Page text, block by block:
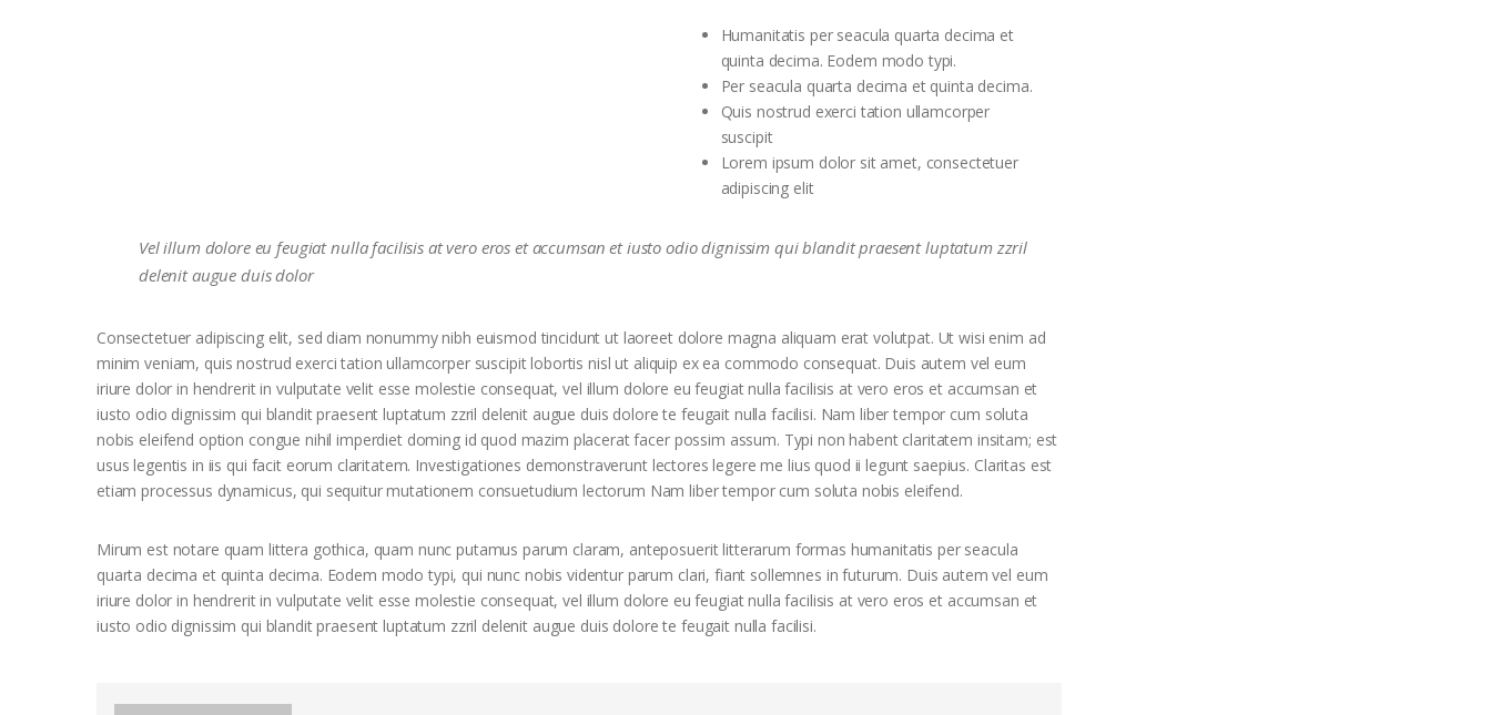
Humanitatis per seacula quarta decima et
quinta decima. Eodem modo typi.
Per seacula quarta decima et quinta decima.
Quis nostrud exerci tation ullamcorper
suscipit
Lorem ipsum dolor sit amet, consectetuer
adipiscing elit
Vel illum dolore eu feugiat nulla facilisis at vero eros et accumsan et iusto odio dignissim qui blandit praesent luptatum zzril
delenit augue duis dolor
Consectetuer adipiscing elit, sed diam nonummy nibh euismod tincidunt ut laoreet dolore magna aliquam erat volutpat. Ut wisi enim ad
minim veniam, quis nostrud exerci tation ullamcorper suscipit lobortis nisl ut aliquip ex ea commodo consequat. Duis autem vel eum
iriure dolor in hendrerit in vulputate velit esse molestie consequat, vel illum dolore eu feugiat nulla facilisis at vero eros et accumsan et
iusto odio dignissim qui blandit praesent luptatum zzril delenit augue duis dolore te feugait nulla facilisi. Nam liber tempor cum soluta
nobis eleifend option congue nihil imperdiet doming id quod mazim placerat facer possim assum. Typi non habent claritatem insitam; est
usus legentis in iis qui facit eorum claritatem. Investigationes demonstraverunt lectores legere me lius quod ii legunt saepius. Claritas est
etiam processus dynamicus, qui sequitur mutationem consuetudium lectorum Nam liber tempor cum soluta nobis eleifend.
Mirum est notare quam littera gothica, quam nunc putamus parum claram, anteposuerit litterarum formas humanitatis per seacula
quarta decima et quinta decima. Eodem modo typi, qui nunc nobis videntur parum clari, fiant sollemnes in futurum. Duis autem vel eum
iriure dolor in hendrerit in vulputate velit esse molestie consequat, vel illum dolore eu feugiat nulla facilisis at vero eros et accumsan et
iusto odio dignissim qui blandit praesent luptatum zzril delenit augue duis dolore te feugait nulla facilisi.